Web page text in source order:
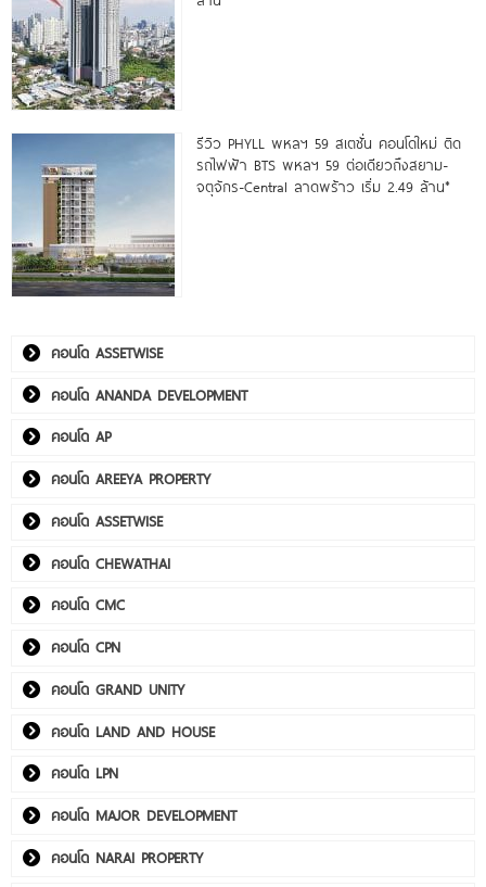
รีวิว PHYLL พหลฯ 59 สเตชั่น คอนโดใหม่ ติด
รถไฟฟ้า BTS พหลฯ 59 ต่อเดียวถึงสยาม-
จตุจักร-Central ลาดพร้าว เริ่ม 2.49 ล้าน*
คอนโด ASSETWISE
คอนโด ANANDA DEVELOPMENT
คอนโด AP
คอนโด AREEYA PROPERTY
คอนโด ASSETWISE
คอนโด CHEWATHAI
คอนโด CMC
คอนโด CPN
คอนโด GRAND UNITY
คอนโด LAND AND HOUSE
คอนโด LPN
คอนโด MAJOR DEVELOPMENT
คอนโด NARAI PROPERTY